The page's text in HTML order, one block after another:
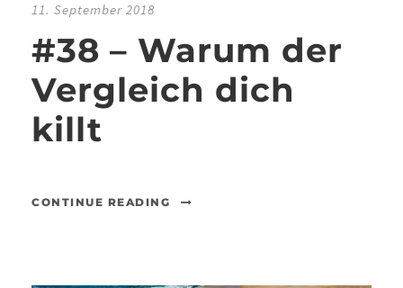
11. September 2018
#38 – Warum der
Vergleich dich
killt
CONTINUE READING